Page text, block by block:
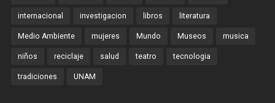
internacional investigacion libros literatura
Medio Ambiente mujeres Mundo Museos musica
niños reciclaje salud teatro tecnologia
tradiciones UNAM